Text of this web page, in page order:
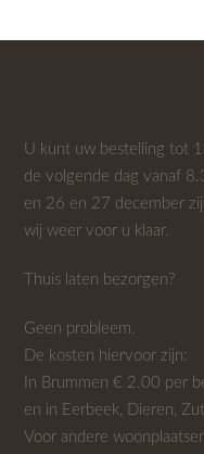
U kunt uw bestelling tot
de volgende dag vanaf
en 26 en 27 december
wij weer voor u klaar.
Thuis laten bezorgen?
Geen probleem.
De kosten hiervoor zijn:
In Brummen € 2.00 per
en in Eerbeek, Dieren,
Voor andere